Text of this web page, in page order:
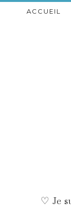
ACCUEIL
♡ Je